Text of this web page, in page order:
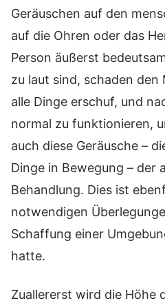
Geräuschen auf den
auf die Ohren oder das
Person äußerst
zu laut sind, schaden den
alle Dinge erschuf, und
normal zu funktionieren,
auch diese Geräusche –
Dinge in Bewegung – der
Behandlung. Dies ist
notwendigen
Schaffung einer
hatte.
Zuallererst wird die Höhe